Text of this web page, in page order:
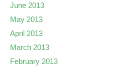
June 2013
May 2013
April 2013
March 2013
February 2013